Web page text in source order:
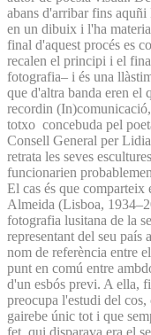
abans d'arribar fins
en un dibuix i l'ha
final d'aquest procés es
recalen el principi i el
fotografia– i és una
que d'altra banda eren el
recordin
totxo concebuda pel
Consell General per
retrata les seves
funcionarien
El cas és que comparteix
Almeida (Lisboa,
fotografia lusitana de la
representant del seu
nom de referència entre
punt en comú entre
d'un esbós previ. A ella,
preocupa l'estudi del
gairebe únic tot i que
fet, qui disparava era el